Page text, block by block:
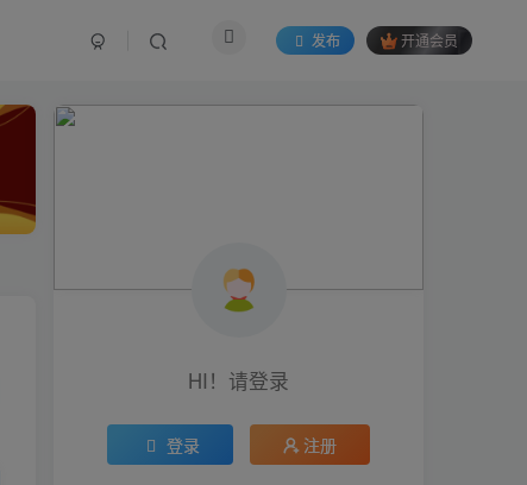
发布 开通会员
HI！请登录
登录 注册
HI！请登录
登录 注册
生活也美好了！